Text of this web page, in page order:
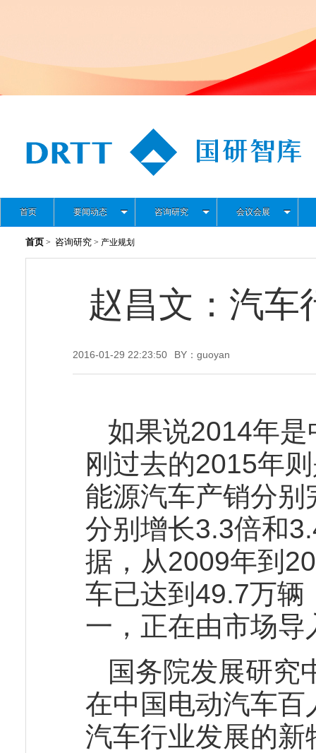
首页 要闻动态 咨询研究 会议会展
首页 > 咨询研究 > 产业规划
赵昌文：汽车
2016-01-29 22:23:50 BY：guoyan
如果说2014年
刚过去的2015年
能源汽车产销分
分别增长3.3倍和
据，从2009年到
车已达到49.7万辆
一，正在由市场
国务院发展研究
在中国电动汽车百
汽车行业发展的